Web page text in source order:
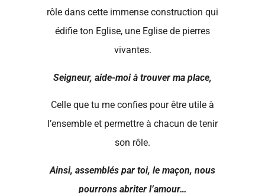
rôle dans cette immense construction qui
édifie ton Eglise, une Eglise de pierres
vivantes.
Seigneur, aide-moi à trouver ma place,
Celle que tu me confies pour être utile à
l’ensemble et permettre à chacun de tenir
son rôle.
Ainsi, assemblés par toi, le maçon, nous
pourrons abriter l’amour…